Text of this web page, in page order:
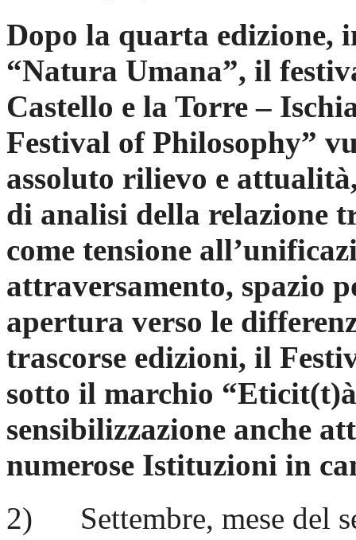
Dopo la quarta edizione,
“Natura Umana”, il
Castello e la Torre –
Festival of Philosophy”
assoluto rilievo e
di analisi della relazione
come tensione
attraversamento, spazio
apertura verso le
trascorse edizioni, il
sotto il marchio
sensibilizzazione anche
numerose Istituzioni in
2) Settembre, mese del